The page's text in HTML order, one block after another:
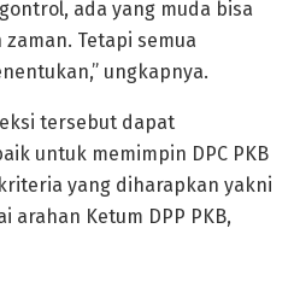
ada yang muda bisa
Tetapi semua
ungkapnya.
tersebut dapat
untuk memimpin DPC PKB
yang diharapkan yakni
arahan Ketum DPP PKB,